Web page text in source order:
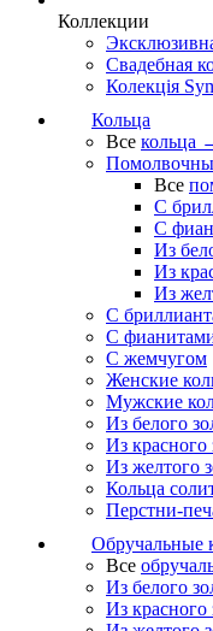
Коллекции
Свадебная
Колекція
Кольца
Все кольца
Все
С
С
Из
Из
Из
С
С
С жемчугом
Женские
Мужские
Из белого
Из красного
Из желтого
Кольца
Перстни-
Обручальные
Все
Из белого
Из красного